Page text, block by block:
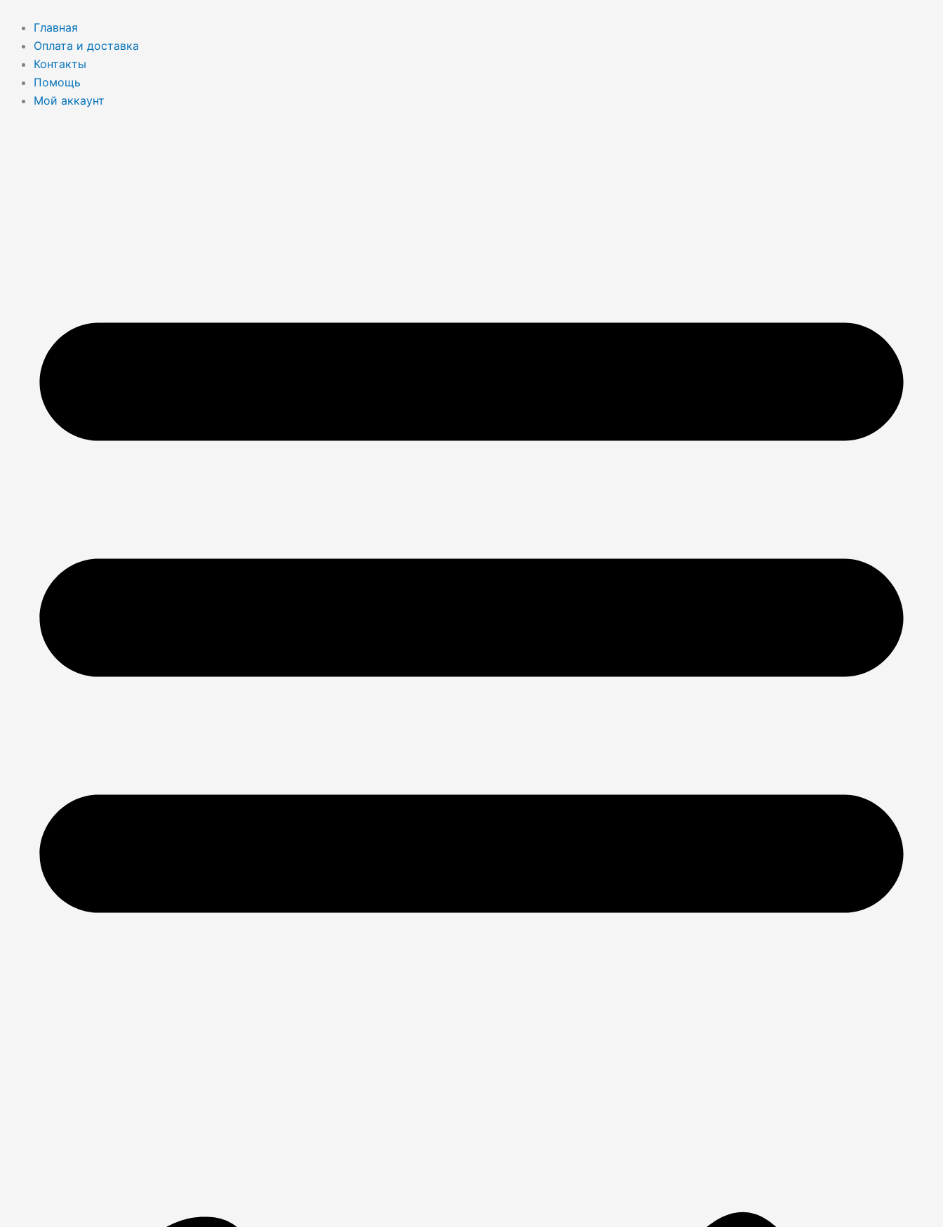
содержимому
Главная
Оплата и доставка
Контакты
Помощь
Мой аккаунт
товаров